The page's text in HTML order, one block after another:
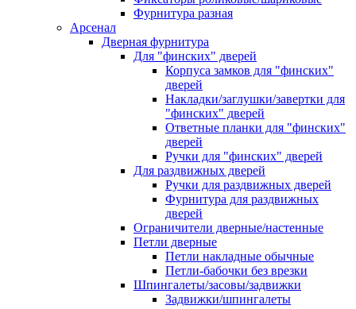
Фурнитура разная
Арсенал
Дверная фурнитура
Для "финских" дверей
Корпуса замков для "финских"
дверей
Накладки/заглушки/завертки для
"финских" дверей
Ответные планки для "финских"
дверей
Ручки для "финских" дверей
Для раздвижных дверей
Ручки для раздвижных дверей
Фурнитура для раздвижных
дверей
Ограничители дверные/настенные
Петли дверные
Петли накладные обычные
Петли-бабочки без врезки
Шпингалеты/засовы/задвижки
Задвижки/шпингалеты